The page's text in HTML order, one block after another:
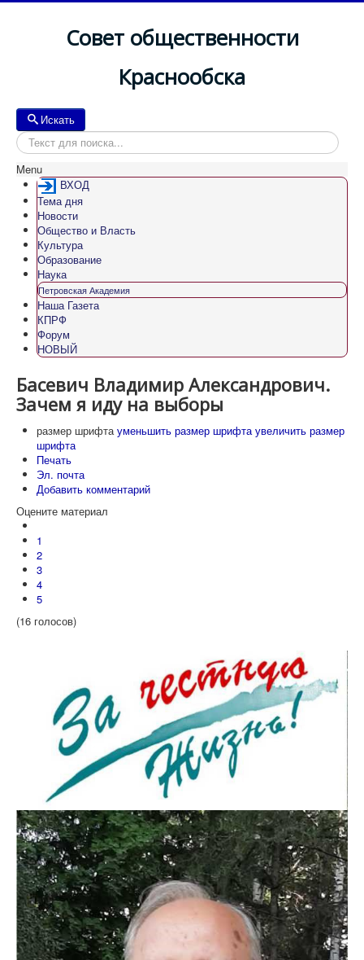
Совет общественности
Краснообска
Искать
Menu
ВХОД
Тема дня
Новости
Общество и Власть
Культура
Образование
Наука
Петровская Академия
Наша Газета
КПРФ
Форум
НОВЫЙ
Басевич Владимир Александрович.
Зачем я иду на выборы
размер шрифта уменьшить размер шрифта увеличить размер
шрифта
Печать
Эл. почта
Добавить комментарий
Оцените материал
1
2
3
4
5
(16 голосов)